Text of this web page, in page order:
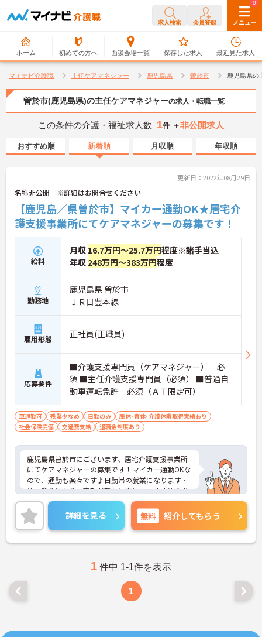
求人検索 会員登録 メニュー
ホーム 初めての方へ 面談会場一覧
0
保存した求人
0
最近見た求人
マイナビ介護職 主任ケアマネジャー 鹿児島県 曽於市 鹿児島県の
曽於市(鹿児島県)の主任ケアマネジャーの求人・転職一覧
この条件の介護・福祉求人数 1件 ＋非公開求人
おすすめ順 新着順 月収順 年収順
更新日：2022年08月29日
名称非公開 ※詳細はお問合せください
【鹿児島／県曽於市】マイカー通勤OK★居宅介
護支援事業所にてケアマネジャーの募集です！
給料
月収 16.7万円～25.7万円程度※諸手当込
年収 248万円～383万円程度
勤務地
鹿児島県 曽於市
ＪＲ日豊本線
雇用形態 正社員(正職員)
応募要件
■介護支援専門員（ケアマネジャー） 必
須 ■主任介護支援専門員（必須） ■普通自
動車運転免許 必須（ＡＴ限定可）
車通勤可 残業少なめ 日勤のみ
産休･育休･介護休暇取得実績あり
社会保険完備
交通費支給 退職金制度あり
鹿児島県曽於市にございます、居宅介護支援事業所
にてケアマネジャーの募集です！マイカー通勤OKな
ので、通勤も楽々です♪日勤帯の就業になりますた
め、都合により、夜勤が難しい方にもおすすめの求
人になります。ご興味のある方は、マイナビ介護職
までお問い合わせください。
詳細を見る 無料 紹介してもらう
1 件中 1-1件を表示
1